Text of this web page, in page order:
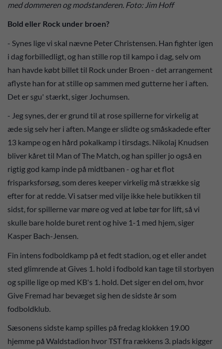
med dommeren og modstanderen. Foto: Jim Hoff
Bold eller Rock under broen?
- Synes lige vi skal nævne Peter Christensen. Han fighter igen
i dag forbilledligt, og han stille rop til kampo i dag, selv om
han havde købt billet til Rock under Broen - det arrangement
aflyste han for at stille op sammen med gutterne her i aften.
Det er sgu' stærkt, siger Jochumsen.
- Jeg synes, der er grund til at rose spillerne for virkelig at
æde sig selv her i aften. Mange er slidte og småskadede efter
13 kampe og en hård pokalkamp i tirsdags. Nikolaj Knudsen
bliver kåret til Man of The Match, og han spiller jo også en
rigtig god kamp inde på midtbanen - og har et flot
frisparksforsøg, som deres keeper virkelig må strække sig
efter for at redde. Vi satser med vilje ikke hele butikken til
sidst, for spillerne var møre og ved at løbe tør for lift, så vi
skulle bare holde buret rent og hive 1-1 med hjem, siger
Kasper Bach-Jensen.
Fin intens fodboldkamp på et fedt stadion, og et eller andet
sted glimrende at Gives 1. hold i fodbold kan tage til storbyen
og spille lige op med KB's 1. hold. Det siger en del om, hvor
Give Fremad har bevæget sig hen de sidste år som
fodboldklub.
Sæsonens sidste kamp spilles på fredag klokken 19.00
hjemme på Waldstadion hvor TST fra rækkens 3. plads kigger